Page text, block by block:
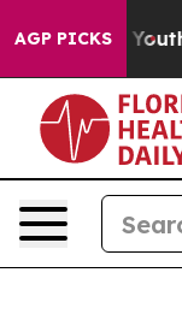
AGP PICKS
to Youth